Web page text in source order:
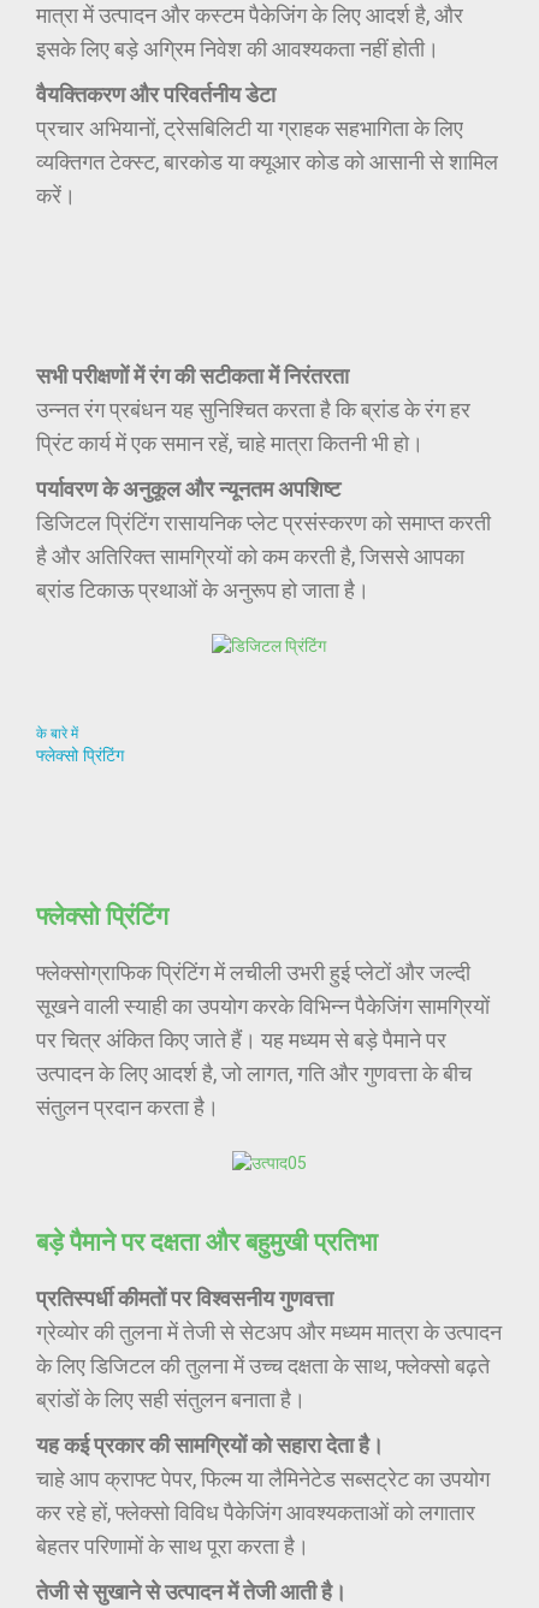
मात्रा में उत्पादन और कस्टम पैकेजिंग के लिए आदर्श है, और
इसके लिए बड़े अग्रिम निवेश की आवश्यकता नहीं होती।
वैयक्तिकरण और परिवर्तनीय डेटा
प्रचार अभियानों, ट्रेसबिलिटी या ग्राहक सहभागिता के लिए
व्यक्तिगत टेक्स्ट, बारकोड या क्यूआर कोड को आसानी से शामिल
करें।
सभी परीक्षणों में रंग की सटीकता में निरंतरता
उन्नत रंग प्रबंधन यह सुनिश्चित करता है कि ब्रांड के रंग हर
प्रिंट कार्य में एक समान रहें, चाहे मात्रा कितनी भी हो।
पर्यावरण के अनुकूल और न्यूनतम अपशिष्ट
डिजिटल प्रिंटिंग रासायनिक प्लेट प्रसंस्करण को समाप्त करती
है और अतिरिक्त सामग्रियों को कम करती है, जिससे आपका
ब्रांड टिकाऊ प्रथाओं के अनुरूप हो जाता है।
के बारे में
फ्लेक्सो प्रिंटिंग
फ्लेक्सो प्रिंटिंग
फ्लेक्सोग्राफिक प्रिंटिंग में लचीली उभरी हुई प्लेटों और जल्दी
सूखने वाली स्याही का उपयोग करके विभिन्न पैकेजिंग सामग्रियों
पर चित्र अंकित किए जाते हैं। यह मध्यम से बड़े पैमाने पर
उत्पादन के लिए आदर्श है, जो लागत, गति और गुणवत्ता के बीच
संतुलन प्रदान करता है।
बड़े पैमाने पर दक्षता और बहुमुखी प्रतिभा
प्रतिस्पर्धी कीमतों पर विश्वसनीय गुणवत्ता
ग्रेव्योर की तुलना में तेजी से सेटअप और मध्यम मात्रा के उत्पादन
के लिए डिजिटल की तुलना में उच्च दक्षता के साथ, फ्लेक्सो बढ़ते
ब्रांडों के लिए सही संतुलन बनाता है।
यह कई प्रकार की सामग्रियों को सहारा देता है।
चाहे आप क्राफ्ट पेपर, फिल्म या लैमिनेटेड सब्सट्रेट का उपयोग
कर रहे हों, फ्लेक्सो विविध पैकेजिंग आवश्यकताओं को लगातार
बेहतर परिणामों के साथ पूरा करता है।
तेजी से सुखाने से उत्पादन में तेजी आती है।